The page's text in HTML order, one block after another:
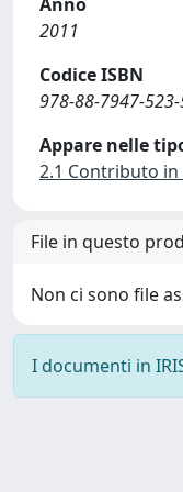
2011
Codice ISBN
978-88-7947-
Appare nelle
2.1 Contributo
File in questo
Non ci sono file
I documenti in